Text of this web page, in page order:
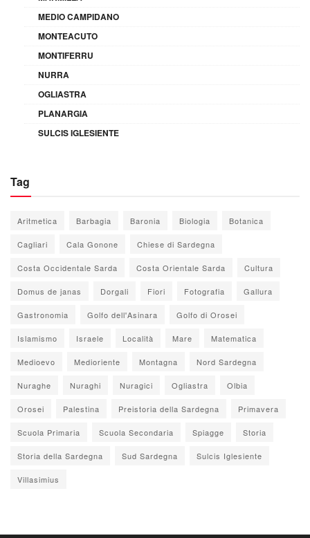
MEDIO CAMPIDANO
MONTEACUTO
MONTIFERRU
NURRA
OGLIASTRA
PLANARGIA
SULCIS IGLESIENTE
Tag
Aritmetica Barbagia Baronia Biologia Botanica
Cagliari Cala Gonone Chiese di Sardegna
Costa Occidentale Sarda Costa Orientale Sarda Cultura
Domus de janas Dorgali Fiori Fotografia Gallura
Gastronomia Golfo dell'Asinara Golfo di Orosei
Islamismo Israele Località Mare Matematica
Medioevo Medioriente Montagna Nord Sardegna
Nuraghe Nuraghi Nuragici Ogliastra Olbia
Orosei Palestina Preistoria della Sardegna Primavera
Scuola Primaria Scuola Secondaria Spiagge Storia
Storia della Sardegna Sud Sardegna Sulcis Iglesiente
Villasimius